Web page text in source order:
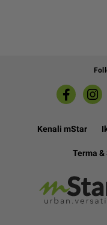
Kenali mStar
Terma &